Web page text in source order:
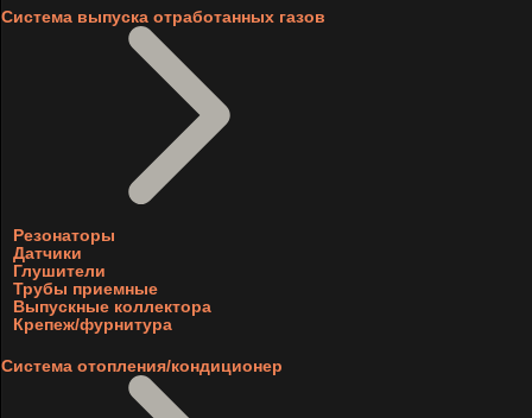
Система выпуска отработанных газов
Резонаторы
Датчики
Глушители
Трубы приемные
Выпускные коллектора
Крепеж/фурнитура
Система отопления/кондиционер